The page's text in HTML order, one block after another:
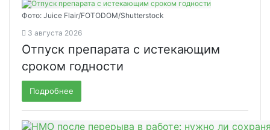
Фото: Juice Flair/FOTODOM/Shutterstoсk
3 августа 2026
Отпуск препарата с истекающим
сроком годности
Подробнее